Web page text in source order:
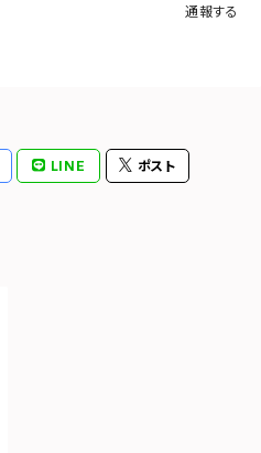
通報する
LINE ポスト